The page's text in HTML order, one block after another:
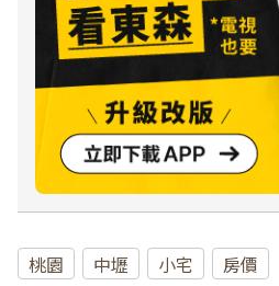
桃園 中壢 小宅 房價